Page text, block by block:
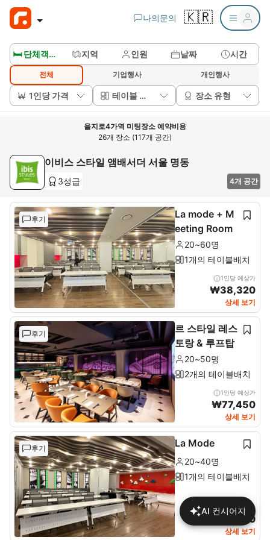
나의문의 🇰🇷
🛏️ 단체객실보기 지역 인원 날짜 시간
전체 기업행사 개인행사
1인당 가격 테이블 배치 장소 유형
을지로4가역 미팅장소 예약비용
26개 장소 (117개 공간)
이비스 스타일 앰배서더 서울 명동
3성급 4개 공간
후기
La mode + M
eeting Room
20~60명
1개의 테이블배치
1인당 예상가
₩38,320
상세 보기
후기
르 스타일 레스
토랑 & 루프탑
20~50명
2개의 테이블배치
1인당 예상가
₩77,450
상세 보기
후기 La Mode
20~40명
1개의 테이블배치
1인당 예상가
₩ 46,170
상세 보기
AI 컨시어지